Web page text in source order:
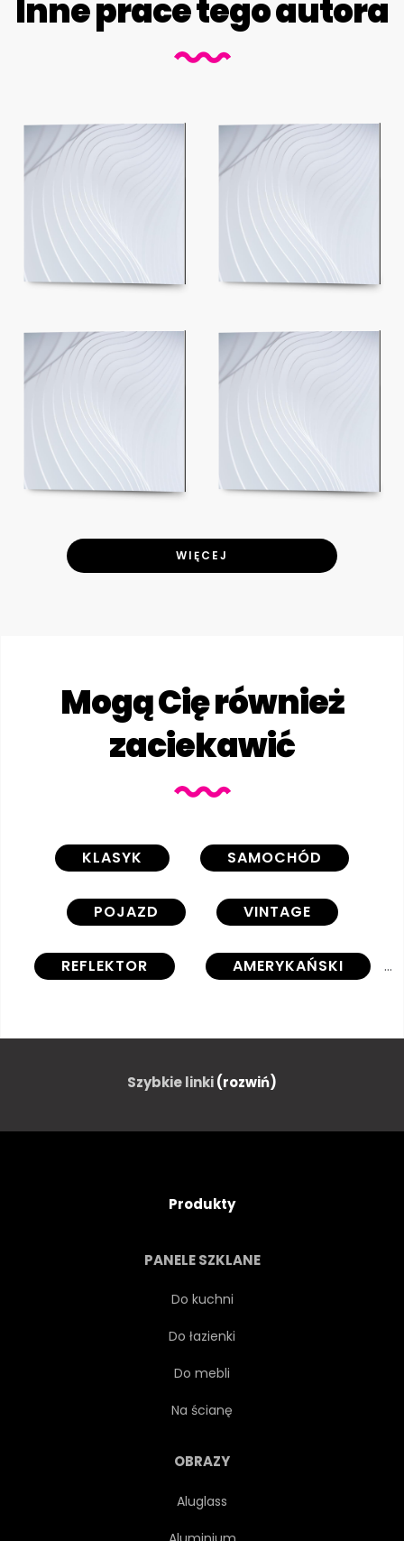
Inne prace tego autora
WIĘCEJ
Mogą Cię również
zaciekawić
KLASYK SAMOCHÓD
POJAZD VINTAGE
REFLEKTOR AMERYKAŃSKI
SAMOCHODÓW ZDERZAKA
CHROM PROJEKTOWAĆ
ULICA
Szybkie linki(rozwiń)
Produkty
PANELE SZKLANE
Do kuchni
Do łazienki
Do mebli
Na ścianę
OBRAZY
Aluglass